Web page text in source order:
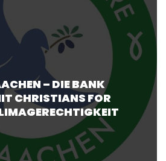
– DIE BANK
CHRISTIANS FOR